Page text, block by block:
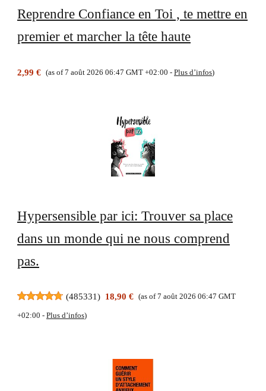
Reprendre Confiance en Toi , te mettre en
premier et marcher la tête haute
2,99 € (as of 7 août 2026 06:47 GMT +02:00 -Plus d’infos)
Hypersensible par ici: Trouver sa place
dans un monde qui ne nous comprend
pas.
(485331) 18,90 € (as of 7 août 2026 06:47 GMT
+02:00 - Plus d’infos)